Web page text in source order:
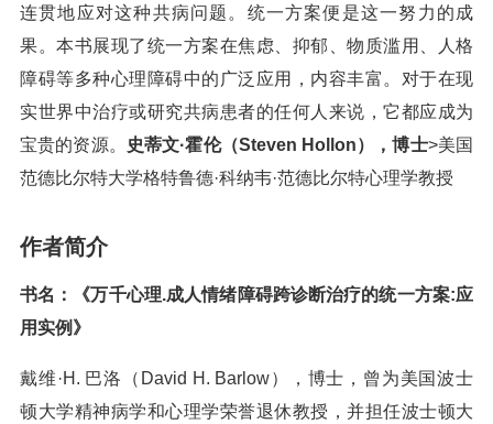
连贯地应对这种共病问题。统一方案便是这一努力的成
果。本书展现了统一方案在焦虑、抑郁、物质滥用、人格
障碍等多种心理障碍中的广泛应用，内容丰富。对于在现
实世界中治疗或研究共病患者的任何人来说，它都应成为
宝贵的资源。
史蒂文·霍伦（Steven Hollon），博士>美国
范德比尔特大学格特鲁德·科纳韦·范德比尔特心理学教授
作者简介
书名：《万千心理.成人情绪障碍跨诊断治疗的统一方案:应
用实例》
戴维·H. 巴洛（David H. Barlow），博士，曾为美国波士
顿大学精神病学和心理学荣誉退休教授，并担任波士顿大